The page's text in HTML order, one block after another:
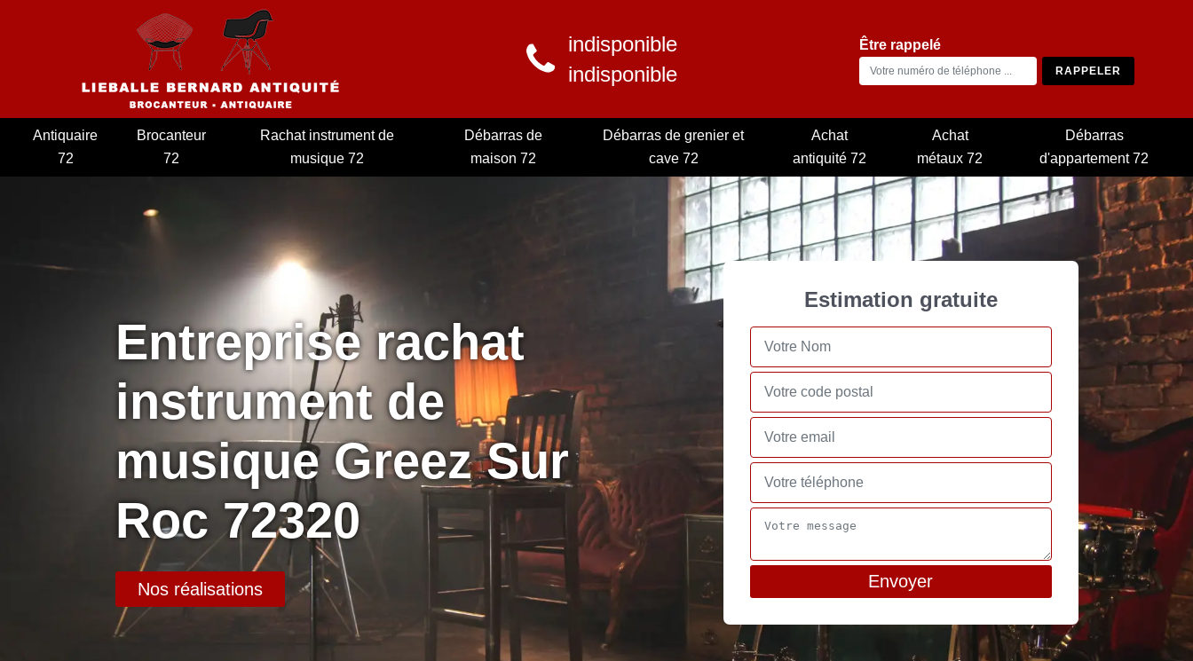
indisponible
indisponible
Être rappelé
Antiquaire
72
Brocanteur
72
Rachat instrument de
musique 72
Débarras de
maison 72
Débarras de grenier et
cave 72
Achat
antiquité 72
Achat
métaux 72
Débarras
d'appartement 72
Entreprise rachat
instrument de
musique Greez Sur
Roc 72320
Nos réalisations
Estimation gratuite